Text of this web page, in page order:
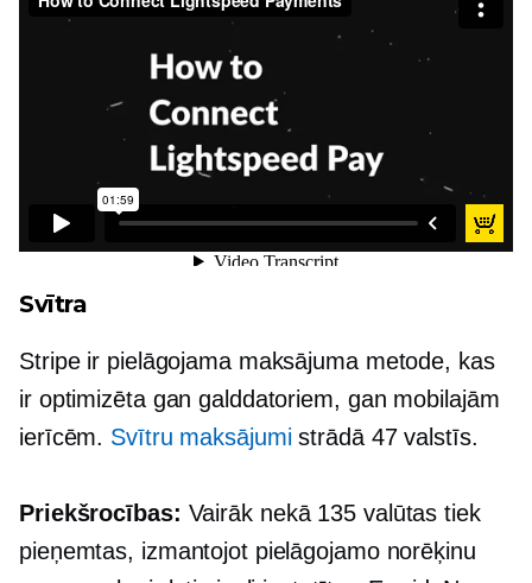
Kā savienot Lightspeed maksājumus
no Lightspeed onVimeo
Svītra
Stripe ir pielāgojama maksājuma metode, kas
ir optimizēta gan galddatoriem, gan mobilajām
ierīcēm. Svītru maksājumistrādā 47 valstīs.
Priekšrocības: Vairāk nekā 135 valūtas tiek
pieņemtas, izmantojot pielāgojamo norēķinu